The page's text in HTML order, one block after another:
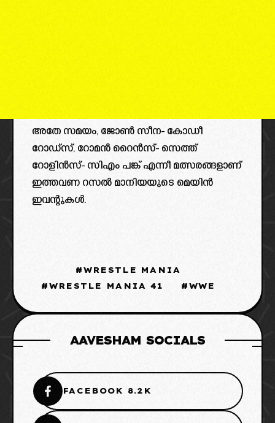
അതേ സമയം, ജോൺ സീന- കോഡീ
റോഡ്‌സ്, റോമൻ റൈൻസ്- സെത്ത്
റോളിൻസ്- സിഎം പങ്ക് എന്നീ മത്സരങ്ങളാണ്
ഇത്തവണ റസൽ മാനിയയുടെ മെയിൻ
ഇവന്റുകൾ.
WRESTLE MANIA
WRESTLE MANIA 41
WWE
AAVESHAM SOCIALS
FACEBOOK 8.2K